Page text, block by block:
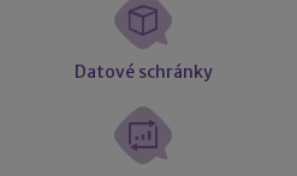
Datové schránky